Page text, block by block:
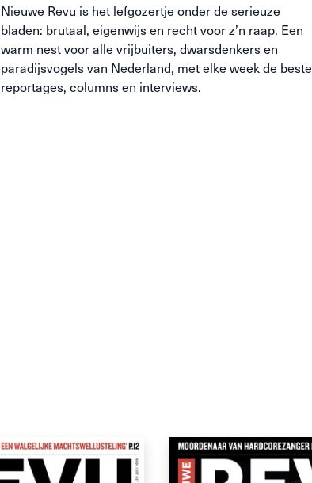
Nieuwe Revu is het lefgozertje onder de serieuze
bladen: brutaal, eigenwijs en recht voor z’n raap. Een
warm nest voor alle vrijbuiters, dwarsdenkers en
paradijsvogels van Nederland, met elke week de beste
reportages, columns en interviews.